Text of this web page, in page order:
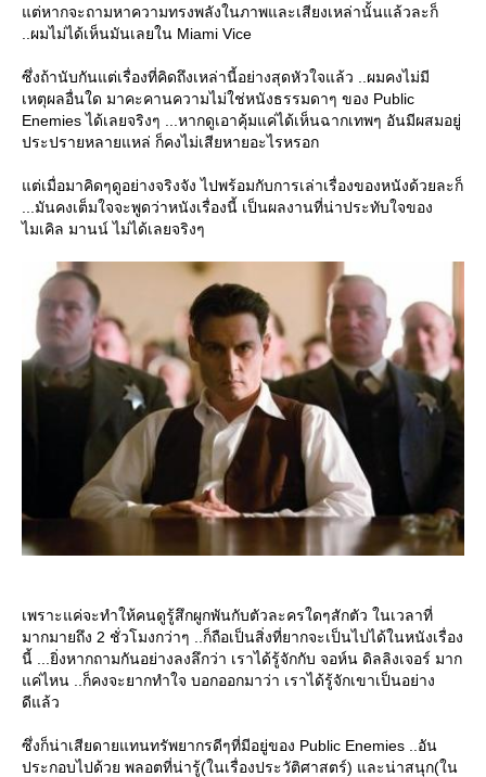
ต่หากจะถามหาความทรงพลังในภาพและเสียงเหล่านั้นแล้วละก็
..ผมไม่ได้เห็นมันเลยใน Miami Vice
ซึ่งถ้านับกันแต่เรื่องที่คิดถึงเหล่านี้อย่างสุดหัวใจแล้ว ..ผมคงไม่มี
เหตุผลอื่นใด มาคะคานความไม่ใช่หนังธรรมดาๆ ของ Public
Enemies ได้เลยจริงๆ ...หากดูเอาคุ้มแค่ได้เห็นฉากเทพๆ อันมีผสมอยู่
ประปรายหลายแหล่ ก็คงไม่เสียหายอะไรหรอก
ต่เมื่อมาคิดๆดูอย่างจริงจัง ไปพร้อมกับการเล่าเรื่องของหนังด้วยละก็
...มันคงเต็มใจจะพูดว่าหนังเรื่องนี้ เป็นผลงานที่น่าประทับใจของ
ไมเคิล มานน์ ไม่ได้เลยจริงๆ
เพราะแค่จะทำให้คนดูรู้สึกผูกพันกับตัวละครใดๆสักตัว ในเวลาที่
มากมายถึง 2 ชั่วโมงกว่าๆ ..ก็ถือเป็นสิ่งที่ยากจะเป็นไปได้ในหนังเรื่อง
นี้ ...ยิ่งหากถามกันอย่างลงลึกว่า เราได้รู้จักกับ จอห์น ดิลลิงเจอร์ มาก
ค่ไหน ..ก็คงจะยากทำใจ บอกออกมาว่า เราได้รู้จักเขาเป็นอย่าง
ดีแล้ว
ซึ่งก็น่าเสียดายแทนทรัพยากรดีๆที่มีอยู่ของ Public Enemies ..อัน
ประกอบไปด้วย พลอตที่น่ารู้(ในเรื่องประวัติศาสตร์) และน่าสนุก(ใน